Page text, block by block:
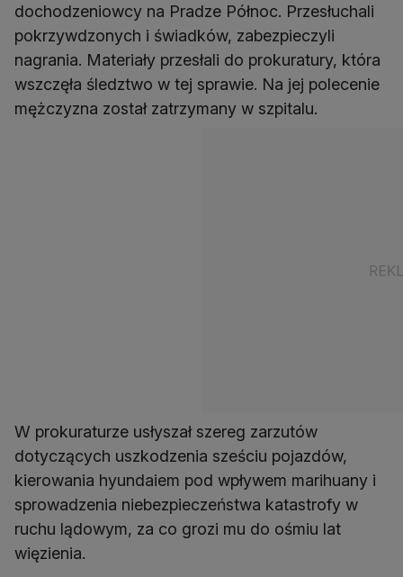
dochodzeniowcy na Pradze Północ. Przesłuchali
pokrzywdzonych i świadków, zabezpieczyli
nagrania. Materiały przesłali do prokuratury, która
wszczęła śledztwo w tej sprawie. Na jej polecenie
mężczyzna został zatrzymany w szpitalu.
W prokuraturze usłyszał szereg zarzutów
dotyczących uszkodzenia sześciu pojazdów,
kierowania hyundaiem pod wpływem marihuany i
sprowadzenia niebezpieczeństwa katastrofy w
ruchu lądowym, za co grozi mu do ośmiu lat
więzienia.